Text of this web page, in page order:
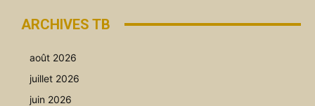
ARCHIVES TB
août 2026
juillet 2026
juin 2026